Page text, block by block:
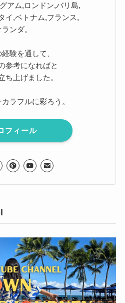
アム,ロンドン,バリ島,
イ,ベトナム,フランス,
ランダ。
験を通して、
参考になればと
ち上げました。
ラフルに彩ろう。
フィール